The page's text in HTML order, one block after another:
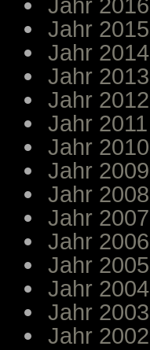
Jahr 2016
Jahr 2015
Jahr 2014
Jahr 2013
Jahr 2012
Jahr 2011
Jahr 2010
Jahr 2009
Jahr 2008
Jahr 2007
Jahr 2006
Jahr 2005
Jahr 2004
Jahr 2003
Jahr 2002